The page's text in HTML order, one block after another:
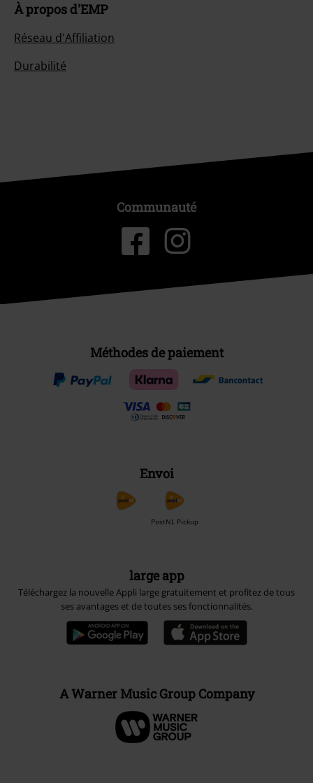
À propos d'EMP
Réseau d'Affiliation
Durabilité
Communauté
Méthodes de paiement
Envoi
PostNL Pickup
large app
Téléchargez la nouvelle Appli large gratuitement et profitez de tous
ses avantages et de toutes ses fonctionnalités.
A Warner Music Group Company